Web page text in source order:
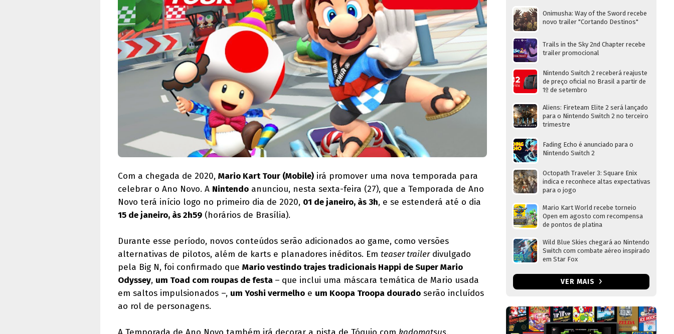
Com a chegada de 2020, Mario Kart Tour (Mobile) irá promover uma nova temporada para
celebrar o Ano Novo. A Nintendo anunciou, nesta sexta-feira (27), que a Temporada de Ano
Novo terá início logo no primeiro dia de 2020, 01 de janeiro, às 3h, e se estenderá até o dia
15 de janeiro, às 2h59 (horários de Brasília).
Durante esse período, novos conteúdos serão adicionados ao game, como versões
alternativas de pilotos, além de karts e planadores inéditos. Em teaser trailerdivulgado
pela Big N, foi confirmado que Mario vestindo trajes tradicionais Happi de Super Mario
Odyssey, um Toad com roupas de festa – que inclui uma máscara temática de Mario usada
em saltos impulsionados –, um Yoshi vermelho e um Koopa Troopa dourado serão incluídos
ao rol de personagens.
Onimusha: Way of the Sword recebe
novo trailer "Cortando Destinos"
Trails in the Sky 2nd Chapter recebe
trailer promocional
Nintendo Switch 2 receberá reajuste
de preço oficial no Brasil a partir de
1º de setembro
Aliens: Fireteam Elite 2 será lançado
para o Nintendo Switch 2 no terceiro
trimestre
Fading Echo é anunciado para o
Nintendo Switch 2
Octopath Traveler 3: Square Enix
indica e reconhece altas expectativas
para o jogo
Mario Kart World recebe torneio
Open em agosto com recompensa
de pontos de platina
Wild Blue Skies chegará ao Nintendo
Switch com combate aéreo inspirado
em Star Fox
VER MAIS